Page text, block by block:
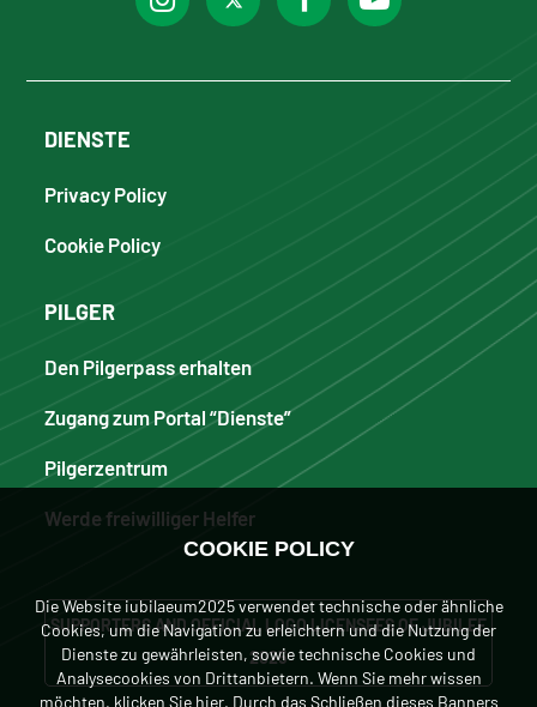
DIENSTE
Privacy Policy
Cookie Policy
PILGER
Den Pilgerpass erhalten
Zugang zum Portal “Dienste”
Pilgerzentrum
Werde freiwilliger Helfer
SUPPORTERS AND OFFICIAL LOGO LICENSEES OF JUBILEE
2025
COOKIE POLICY
Die Website iubilaeum2025 verwendet technische oder ähnliche
Cookies, um die Navigation zu erleichtern und die Nutzung der
Dienste zu gewährleisten, sowie technische Cookies und
Analysecookies von Drittanbietern. Wenn Sie mehr wissen
möchten, klicken Sie hier. Durch das Schließen dieses Banners